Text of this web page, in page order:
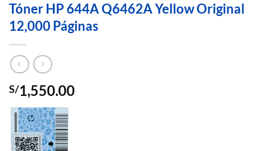
Tóner HP 644A Q6462A Yellow Original
12,000 Páginas
S/1,550.00